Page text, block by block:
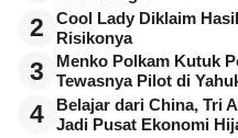
2
Cool Lady Diklaim
Risikonya
3
Menko Polkam Kutuk
Tewasnya Pilot di
4
Belajar dari China, Tri
Jadi Pusat Ekonomi